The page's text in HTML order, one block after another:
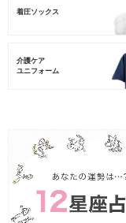
着圧ソックス
介護ケア
ユニフォーム